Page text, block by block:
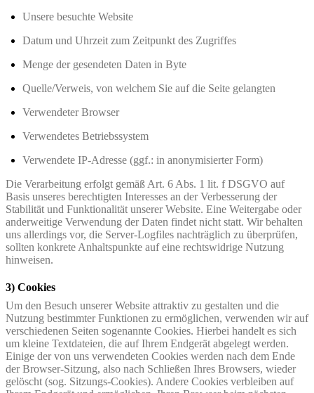
Unsere besuchte Website
Datum und Uhrzeit zum Zeitpunkt des Zugriffes
Menge der gesendeten Daten in Byte
Quelle/Verweis, von welchem Sie auf die Seite gelangten
Verwendeter Browser
Verwendetes Betriebssystem
Verwendete IP-Adresse (ggf.: in anonymisierter Form)
Die Verarbeitung erfolgt gemäß Art. 6 Abs. 1 lit. f DSGVO auf
Basis unseres berechtigten Interesses an der Verbesserung der
Stabilität und Funktionalität unserer Website. Eine Weitergabe oder
anderweitige Verwendung der Daten findet nicht statt. Wir behalten
uns allerdings vor, die Server-Logfiles nachträglich zu überprüfen,
sollten konkrete Anhaltspunkte auf eine rechtswidrige Nutzung
hinweisen.
3) Cookies
Um den Besuch unserer Website attraktiv zu gestalten und die
Nutzung bestimmter Funktionen zu ermöglichen, verwenden wir auf
verschiedenen Seiten sogenannte Cookies. Hierbei handelt es sich
um kleine Textdateien, die auf Ihrem Endgerät abgelegt werden.
Einige der von uns verwendeten Cookies werden nach dem Ende
der Browser-Sitzung, also nach Schließen Ihres Browsers, wieder
gelöscht (sog. Sitzungs-Cookies). Andere Cookies verbleiben auf